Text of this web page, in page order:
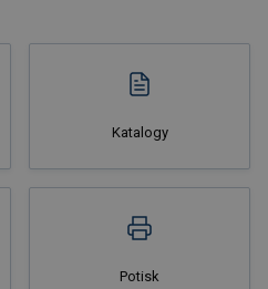
Katalogy
Potisk